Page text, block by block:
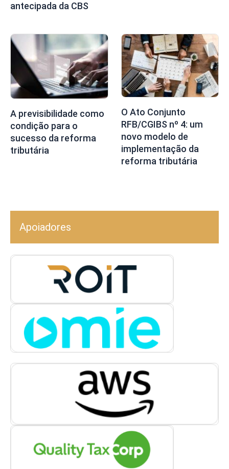
antecipada da CBS
A previsibilidade como
condição para o
sucesso da reforma
tributária
O Ato Conjunto
RFB/CGIBS nº 4: um
novo modelo de
implementação da
reforma tributária
Apoiadores